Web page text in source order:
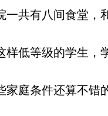
共有八间食堂，
低等级的学生，
庭条件还算不错